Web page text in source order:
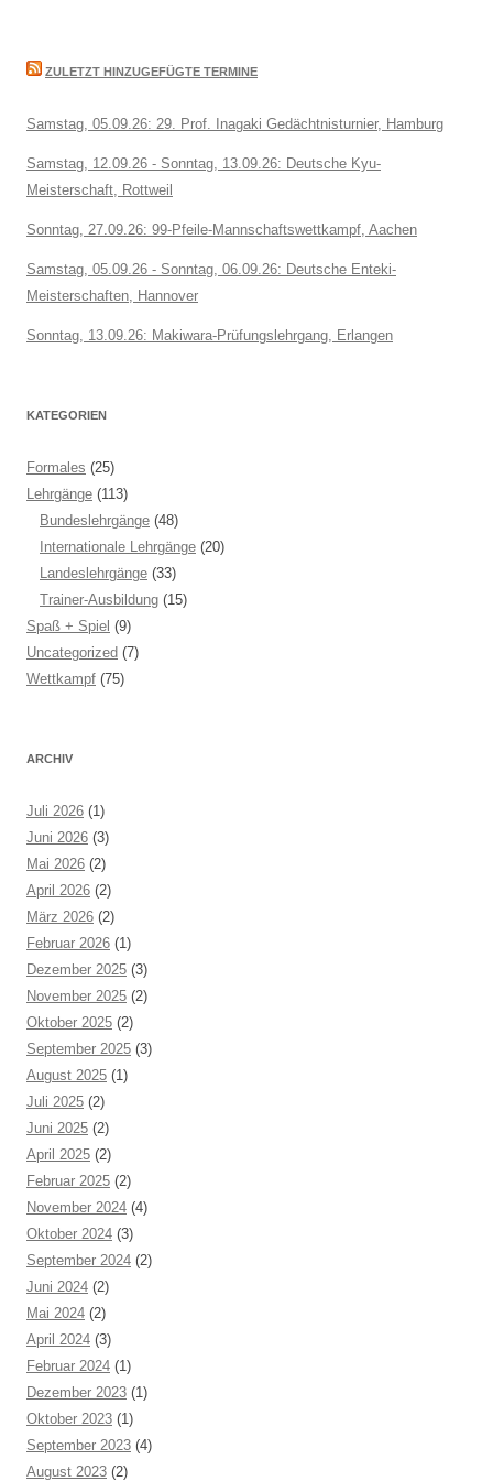
ZULETZT HINZUGEFÜGTE TERMINE
Samstag, 05.09.26: 29. Prof. Inagaki Gedächtnisturnier, Hamburg
Samstag, 12.09.26 - Sonntag, 13.09.26: Deutsche Kyu-
Meisterschaft, Rottweil
Sonntag, 27.09.26: 99-Pfeile-Mannschaftswettkampf, Aachen
Samstag, 05.09.26 - Sonntag, 06.09.26: Deutsche Enteki-
Meisterschaften, Hannover
Sonntag, 13.09.26: Makiwara-Prüfungslehrgang, Erlangen
KATEGORIEN
Formales (25)
Lehrgänge (113)
Bundeslehrgänge (48)
Internationale Lehrgänge (20)
Landeslehrgänge (33)
Trainer-Ausbildung (15)
Spaß + Spiel (9)
Uncategorized (7)
Wettkampf (75)
ARCHIV
Juli 2026 (1)
Juni 2026 (3)
Mai 2026 (2)
April 2026 (2)
März 2026 (2)
Februar 2026 (1)
Dezember 2025 (3)
November 2025 (2)
Oktober 2025 (2)
September 2025 (3)
August 2025 (1)
Juli 2025 (2)
Juni 2025 (2)
April 2025 (2)
Februar 2025 (2)
November 2024 (4)
Oktober 2024 (3)
September 2024 (2)
Juni 2024 (2)
Mai 2024 (2)
April 2024 (3)
Februar 2024 (1)
Dezember 2023 (1)
Oktober 2023 (1)
September 2023 (4)
August 2023 (2)